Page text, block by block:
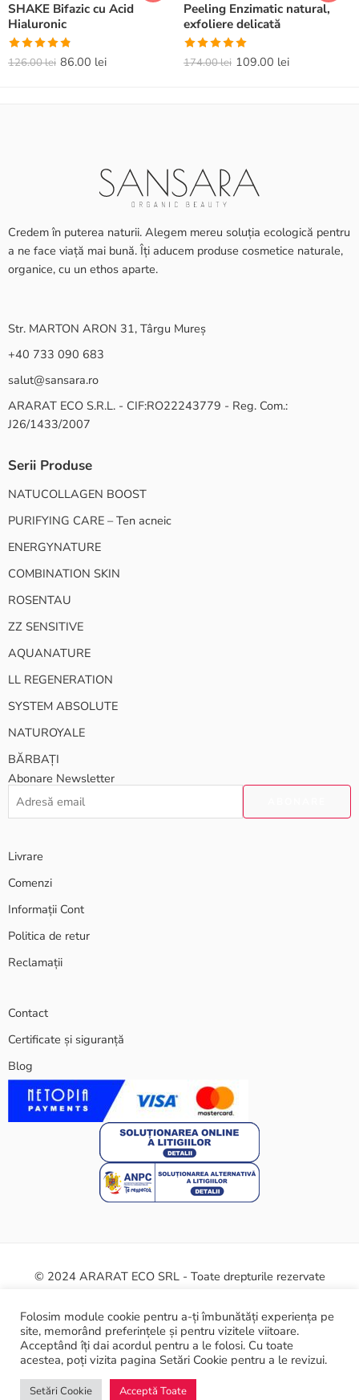
SHAKE Bifazic cu Acid
Hialuronic
Evaluat la
4.82din 5
126.00lei 86.00 lei
Peeling Enzimatic natural,
exfoliere delicată
Evaluat la
5.00din 5
174.00lei 109.00 lei
Credem în puterea naturii. Alegem mereu soluția ecologică pentru
a ne face viață mai bună. Îți aducem produse cosmetice naturale,
organice, cu un ethos aparte.
Str. MARTON ARON 31, Târgu Mureș
+40 733 090 683
salut@sansara.ro
ARARAT ECO S.R.L. - CIF:RO22243779 - Reg. Com.:
J26/1433/2007
Serii Produse
NATUCOLLAGEN BOOST
PURIFYING CARE – Ten acneic
ENERGYNATURE
COMBINATION SKIN
ROSENTAU
ZZ SENSITIVE
AQUANATURE
LL REGENERATION
SYSTEM ABSOLUTE
NATUROYALE
BĂRBAȚI
Abonare Newsletter
Livrare
Comenzi
Informații Cont
Politica de retur
Reclamații
Contact
Certificate și siguranță
Blog
© 2024 ARARAT ECO SRL - Toate drepturile rezervate
Termeni și condiții Politica cookie Certificate și siguranță
ANPC
Folosim module cookie pentru a-ți îmbunătăți experiența pe
site, memorând preferințele și pentru vizitele viitoare.
Acceptând îți dai acordul pentru a le folosi. Cu toate
acestea, poți vizita pagina Setări Cookie pentru a le revizui.
Setări Cookie Acceptă Toate